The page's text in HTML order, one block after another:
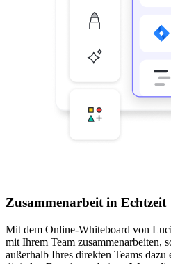
Zusammenarbeit in Echtzeit
Mit dem Online-Whiteboard von
mit Ihrem Team zusammenarbeiten,
außerhalb Ihres direkten Teams